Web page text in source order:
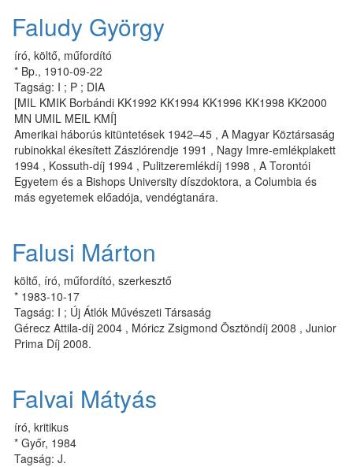
Faludy György
író, költő, műfordító
* Bp., 1910-09-22
Tagság: I ; P ; DIA
[MIL KMIK Borbándi KK1992 KK1994 KK1996 KK1998 KK2000
MN UMIL MEIL KMÍ]
Amerikai háborús kitüntetések 1942–45 , A Magyar Köztársaság
rubinokkal ékesített Zászlórendje 1991 , Nagy Imre-emlékplakett
1994 , Kossuth-díj 1994 , Pulitzeremlékdíj 1998 , A Torontói
Egyetem és a Bishops University díszdoktora, a Columbia és
más egyetemek előadója, vendégtanára.
Falusi Márton
költő, író, műfordító, szerkesztő
* 1983-10-17
Tagság: I ; Új Átlók Művészeti Társaság
Gérecz Attila-díj 2004 , Móricz Zsigmond Ösztöndíj 2008 , Junior
Prima Díj 2008.
Falvai Mátyás
író, kritikus
* Győr, 1984
Tagság: J.